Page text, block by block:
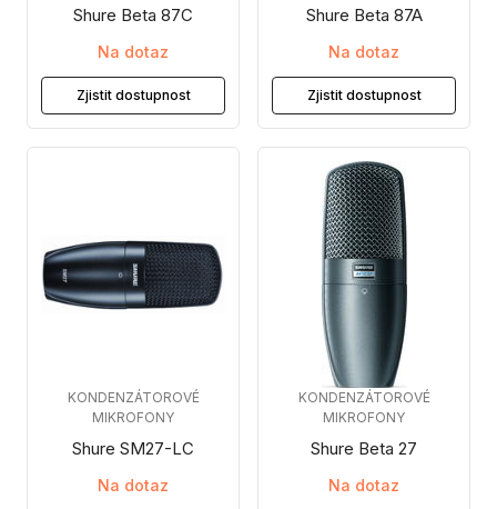
Shure Beta 87C
Na dotaz
Zjistit dostupnost
Shure Beta 87A
Na dotaz
Zjistit dostupnost
Shure SM27-LC
KONDENZÁTOROVÉ
MIKROFONY
Na dotaz
Shure Beta 27
KONDENZÁTOROVÉ
MIKROFONY
Na dotaz